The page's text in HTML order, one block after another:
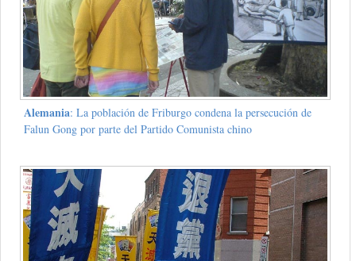
Alemania: La población de Friburgo condena la persecución de
Falun Gong por parte del Partido Comunista chino